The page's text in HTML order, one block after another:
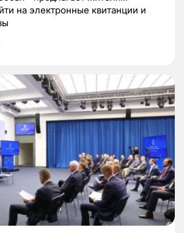
на электронные квитанции и